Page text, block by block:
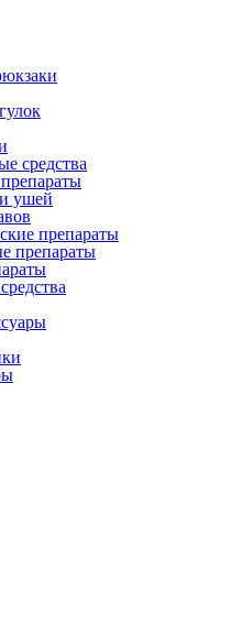
средства
ушей
препараты
препараты